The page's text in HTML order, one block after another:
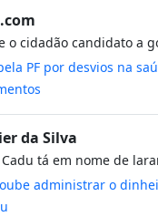
o cidadão candidato a
PF por desvios na
da Silva
tá em nome de
administrar o